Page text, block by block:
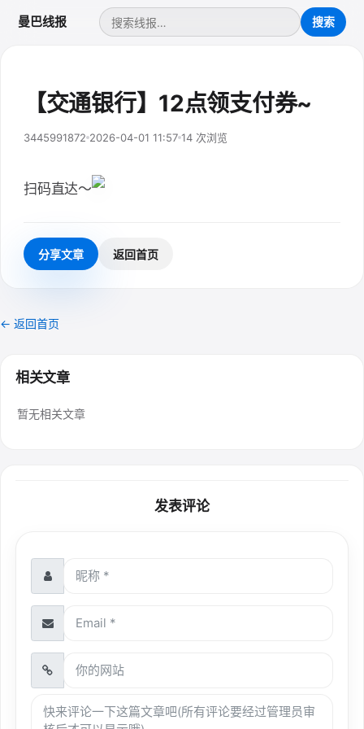
曼巴线报
【交通银行】12点领支付券~
3445991872 2026-04-01 11:57 14 次浏览
扫码直达～
分享文章 返回首页
← 返回首页
相关文章
暂无相关文章
发表评论